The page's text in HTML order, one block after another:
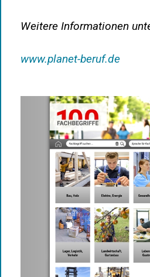
Weitere Informationen
www.planet-beruf.de